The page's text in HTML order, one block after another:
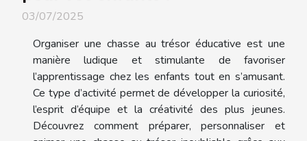
03/07/2025
Organiser une chasse au trésor éducative est une
manière ludique et stimulante de favoriser
l’apprentissage chez les enfants tout en s’amusant.
Ce type d’activité permet de développer la curiosité,
l’esprit d’équipe et la créativité des plus jeunes.
Découvrez comment préparer, personnaliser et